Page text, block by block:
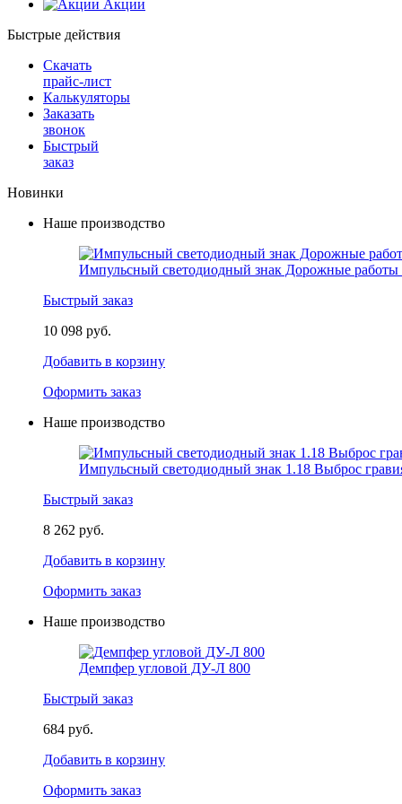
Акции
Быстрые действия
Скачать
прайс-лист
Калькуляторы
Заказать
звонок
Быстрый
заказ
Новинки
Наше производство
Импульсный светодиодный знак Дорожные работы
Быстрый заказ
10 098 руб.
Добавить в корзину
Оформить заказ
Наше производство
Импульсный светодиодный знак 1.18 Выброс
Быстрый заказ
8 262 руб.
Добавить в корзину
Оформить заказ
Наше производство
Демпфер угловой ДУ-Л 800
Быстрый заказ
684 руб.
Добавить в корзину
Оформить заказ